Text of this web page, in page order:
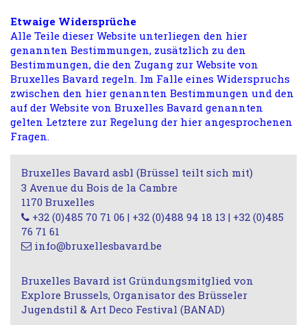
Etwaige Widersprüche
Alle Teile dieser Website unterliegen den hier
genannten Bestimmungen, zusätzlich zu den
Bestimmungen, die den Zugang zur Website von
Bruxelles Bavard regeln. Im Falle eines Widerspruchs
zwischen den hier genannten Bestimmungen und den
auf der Website von Bruxelles Bavard genannten
gelten Letztere zur Regelung der hier angesprochenen
Fragen.
Bruxelles Bavard asbl (Brüssel teilt sich mit)
3 Avenue du Bois de la Cambre
1170 Bruxelles
+32 (0)485 70 71 06 | +32 (0)488 94 18 13 | +32 (0)485
76 71 61
info@bruxellesbavard.be
Bruxelles Bavard ist Gründungsmitglied von
Explore Brussels, Organisator des Brüsseler
Jugendstil & Art Deco Festival (BANAD)